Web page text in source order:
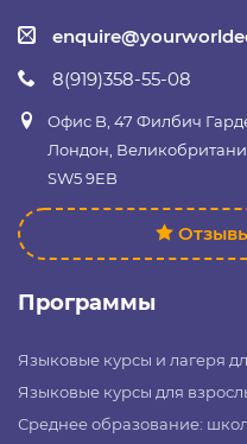
8(919)358-55-08
Офис B, 47 Филбич
Лондон,
SW5 9EB
Программы
Языковые курсы и лагеря
Языковые курсы для
Среднее образование: